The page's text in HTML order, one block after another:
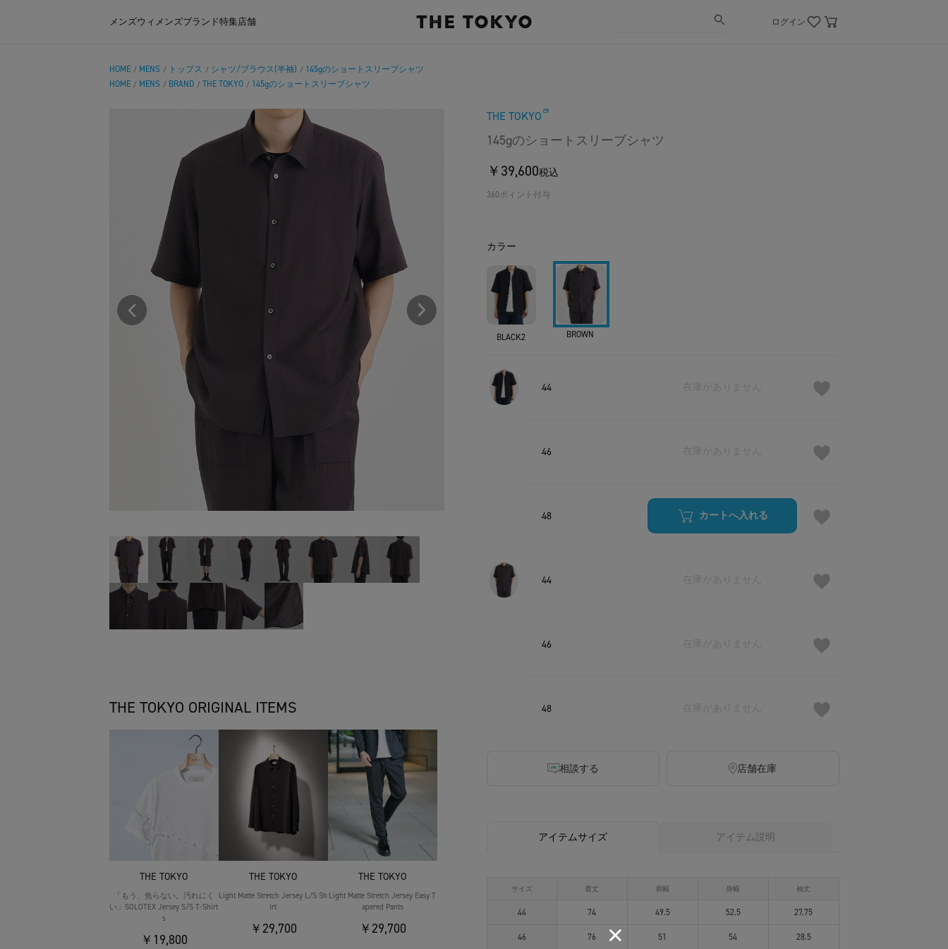
メンズウィメンズブランド特集店舗 ログイン
HOME / MENS / トップス / シャツ/ブラウス(半袖) / 145gのショートスリーブシャツ
HOME / MENS / BRAND / THE TOKYO / 145gのショートスリーブシャツ
THE TOKYO ORIGINAL ITEMS
THE TOKYO
「もう、焦らない。汚れにく
い」SOLOTEX Jersey S/S T-Shirt
s
￥19,800
THE TOKYO
Light Matte Stretch Jersey L/S Sh
irt
￥29,700
THE TOKYO
Light Matte Stretch Jersey Easy T
apered Pants
￥29,700
THE TOKYO
145gのショートスリーブシャツ
￥39,600税込
360ポイント付与
カラー
BLACK2 BROWN
44
46
48 カートへ入れる
44
46
48
相談する 店舗在庫
アイテムサイズ アイテム説明
サイズ 着丈 肩幅 身幅 袖丈
44 74 49.5 52.5 27.75
46 76 51 54 28.5